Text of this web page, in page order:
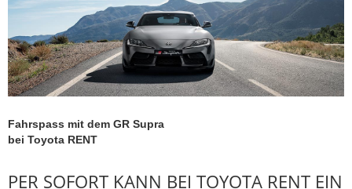
Fahrspass mit dem GR Supra
bei Toyota RENT
PER SOFORT KANN BEI TOYOTA RENT EIN